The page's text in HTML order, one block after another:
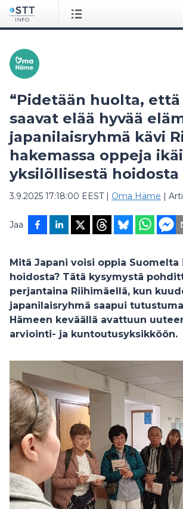
“Pidetään huolta,
saavat elää hyvää
japanilaisryhmä kävi
hakemassa oppeja
yksilöllisestä hoidosta
3.9.2025 17:18:00 EEST| Oma Häme |
Jaa
Mitä Japani voisi oppia
hoidosta? Tätä kysymystä
perjantaina Riihimäellä, kun
japanilaisryhmä saapui
Hämeen keväällä avattuun
arviointi- ja kuntoutusyksikköön.